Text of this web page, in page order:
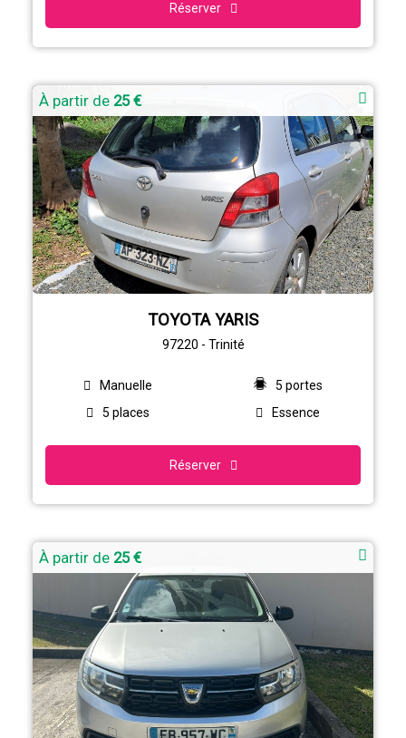
Réserver
À partir de 25 €
TOYOTA YARIS
97220 - Trinité
Manuelle
5 portes
5 places
Essence
Réserver
À partir de 25 €